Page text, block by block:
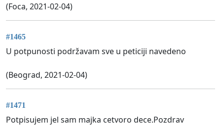
(Foca, 2021-02-04)
#1465
U potpunosti podržavam sve u peticiji navedeno
(Beograd, 2021-02-04)
#1471
Potpisujem jel sam majka cetvoro dece.Pozdrav